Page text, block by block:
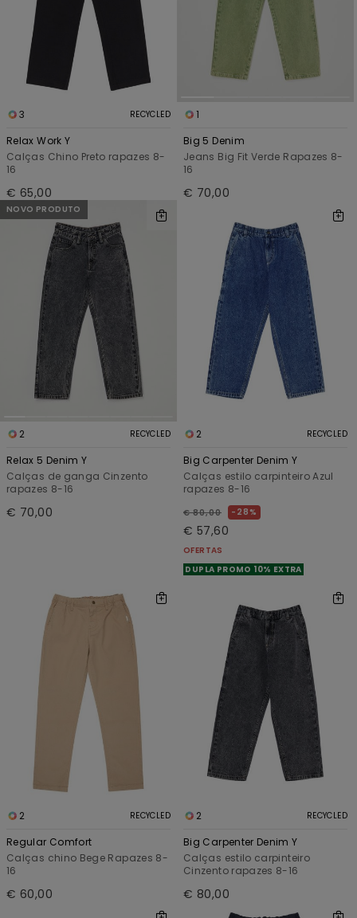
3 RECYCLED
Relax Work Y
Calças Chino Preto rapazes 8-
16
€ 65,00
1
Big 5 Denim
Jeans Big Fit Verde Rapazes 8-
16
€ 70,00
NOVO PRODUTO
2 RECYCLED
Relax 5 Denim Y
Calças de ganga Cinzento
rapazes 8-16
€ 70,00
2 RECYCLED
Big Carpenter Denim Y
Calças estilo carpinteiro Azul
rapazes 8-16
€ 80,00 28%
€ 57,60
OFERTAS
DUPLA PROMO 10% EXTRA
2 RECYCLED
Regular Comfort
Calças chino Bege Rapazes 8-
16
€ 60,00
2 RECYCLED
Big Carpenter Denim Y
Calças estilo carpinteiro
Cinzento rapazes 8-16
€ 80,00